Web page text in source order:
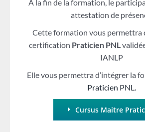
A la fin de la formation, le
attestation de
Cette formation vous permettra
certification Praticien PNL
IANLP
Elle vous permettra d’intégrer la
Praticien PNL.
Cursus Maitre